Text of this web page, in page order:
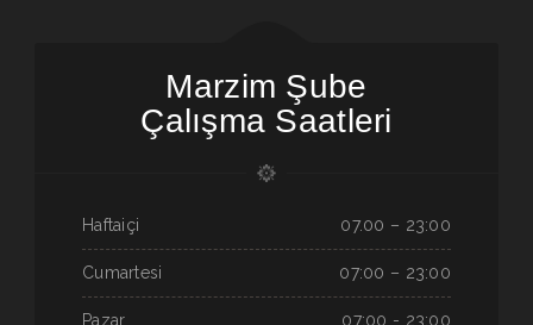
Marzim Şube
Çalışma Saatleri
Haftaiçi 07.00 – 23:00
Cumartesi 07:00 – 23:00
Pazar 07:00 - 23:00